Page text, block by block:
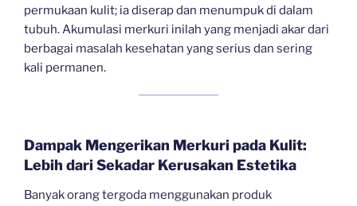
permukaan kulit; ia diserap dan menumpuk di dalam
tubuh. Akumulasi merkuri inilah yang menjadi akar dari
berbagai masalah kesehatan yang serius dan sering
kali permanen.
Dampak Mengerikan Merkuri pada Kulit:
Lebih dari Sekadar Kerusakan Estetika
Banyak orang tergoda menggunakan produk